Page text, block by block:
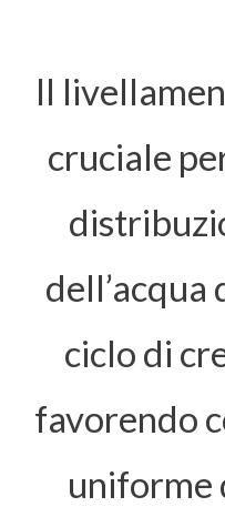
Il
cruciale
ciclo di
favorendo
uniforme